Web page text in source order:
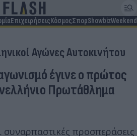
ΕπιχειρήσειςΚόσμοςΣπορShowbizWeekend
Αγώνες Αυτοκινήτου
έγινε ο πρώτος
Πρωτάθλημα
προσπεράσεις